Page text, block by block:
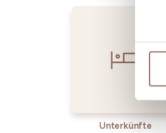
Unterkünfte